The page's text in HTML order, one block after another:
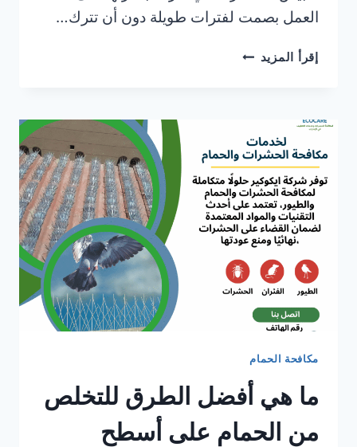
العمل بصمت لفترات طويلة دون أن تترك…
إقرأ المزيد علامات
الأبيض
في
الأثاث
الخشبي
مكافحة الحمام
ما هي أفضل الطرق للتخلص
من الحمام على أسطح